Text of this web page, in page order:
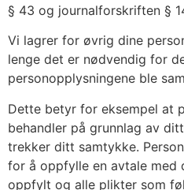
§ 43 og journalforskriften §
Vi lagrer for øvrig dine
lenge det er nødvendig for
personopplysningene ble
Dette betyr for eksempel at
behandler på grunnlag av
trekker ditt samtykke.
for å oppfylle en avtale med
oppfylt og alle plikter som